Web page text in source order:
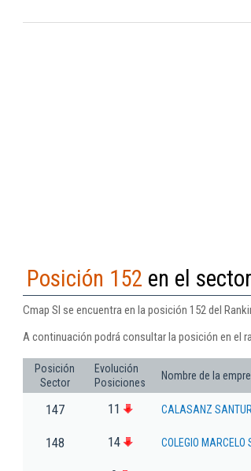
Posición 152 en el
Cmap Sl se encuentra en la posición 152 del
A continuación podrá consultar la posición en el
Posición
Sector
Evolución
Posiciones
Nombre de la
147 11 CALASANZ
148 14 COLEGIO MARCELO